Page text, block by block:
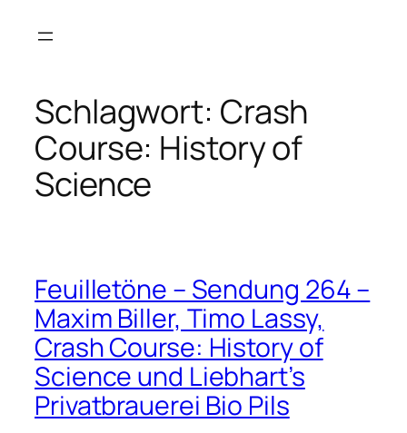
Inhalt
Schlagwort: Crash
Course: History of
Science
Feuilletöne – Sendung 264 –
Maxim Biller, Timo Lassy,
Crash Course: History of
Science und Liebhart’s
Privatbrauerei Bio Pils